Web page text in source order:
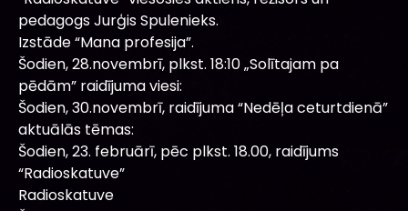
pedagogs Jurģis Spulenieks.
Izstāde “Mana profesija”.
Šodien, 28.novembrī, plkst. 18:10 „Solītajam pa
pēdām” raidījuma viesi:
Šodien, 30.novembrī, raidījuma “Nedēļa ceturtdienā”
aktuālās tēmas:
Šodien, 23. februārī, pēc plkst. 18.00, raidījums
“Radioskatuve”
Radioskatuve